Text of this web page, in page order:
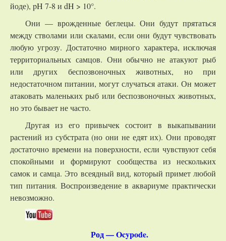
йоде), pH 7-8 и dH > 10°.
Они — врожденные беглецы. Они будут прятаться
между стволами или скалами, если они будут чувствовать
любую угрозу. Достаточно мирного характера, исключая
территориальных самцов. Они обычно не атакуют рыб
или других беспозвоночных животных, но при
недостаточном питании, могут случаться атаки. Он может
атаковать маленьких рыб или беспозвоночных животных,
но это бывает не часто.
Другая из его привычек состоит в выкапывании
растений из субстрата (но они не едят их). Они проводят
достаточно времени на поверхности, если чувствуют себя
спокойными и формируют сообщества из нескольких
самок и самца. Это всеядный вид, который примет любой
тип питания. Воспроизведение в аквариуме практически
невозможно.
Род — Ocypode.